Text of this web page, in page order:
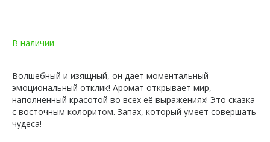
В наличии
Волшебный и изящный, он дает моментальный
эмоциональный отклик! Аромат открывает мир,
наполненный красотой во всех её выражениях! Это сказка
с восточным колоритом. Запах, который умеет совершать
чудеса!